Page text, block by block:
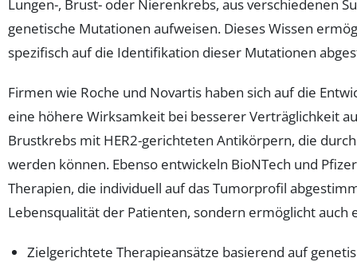
Lungen-, Brust- oder Nierenkrebs, aus verschiedenen
genetische Mutationen aufweisen. Dieses Wissen
spezifisch auf die Identifikation dieser Mutationen
Firmen wie Roche und Novartis haben sich auf die
eine höhere Wirksamkeit bei besserer Verträglichkeit
Brustkrebs mit HER2-gerichteten Antikörpern, die
werden können. Ebenso entwickeln BioNTech und
Therapien, die individuell auf das Tumorprofil
Lebensqualität der Patienten, sondern ermöglicht
Zielgerichtete Therapieansätze basierend auf